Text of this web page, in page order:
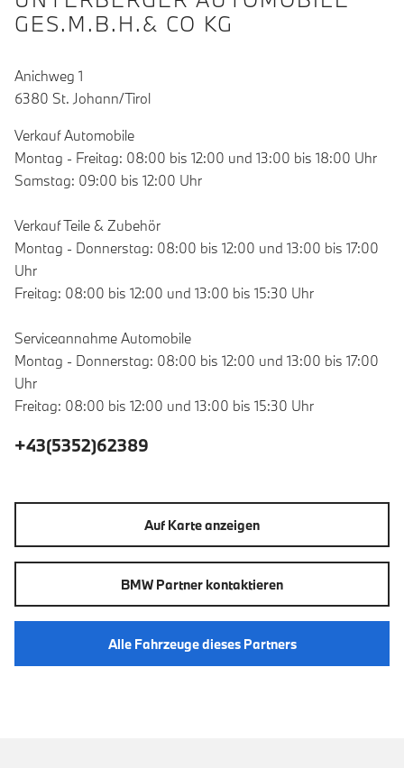
GES.M.B.H.& CO KG
Anichweg 1
6380 St. Johann/Tirol
Verkauf Automobile
Montag - Freitag: 08:00 bis 12:00 und 13:00 bis 18:00 Uhr
Samstag: 09:00 bis 12:00 Uhr
Verkauf Teile & Zubehör
Montag - Donnerstag: 08:00 bis 12:00 und 13:00 bis 17:00
Uhr
Freitag: 08:00 bis 12:00 und 13:00 bis 15:30 Uhr
Serviceannahme Automobile
Montag - Donnerstag: 08:00 bis 12:00 und 13:00 bis 17:00
Uhr
Freitag: 08:00 bis 12:00 und 13:00 bis 15:30 Uhr
+43(5352)62389
Auf Karte anzeigen
BMW Partner kontaktieren
Alle Fahrzeuge dieses Partners